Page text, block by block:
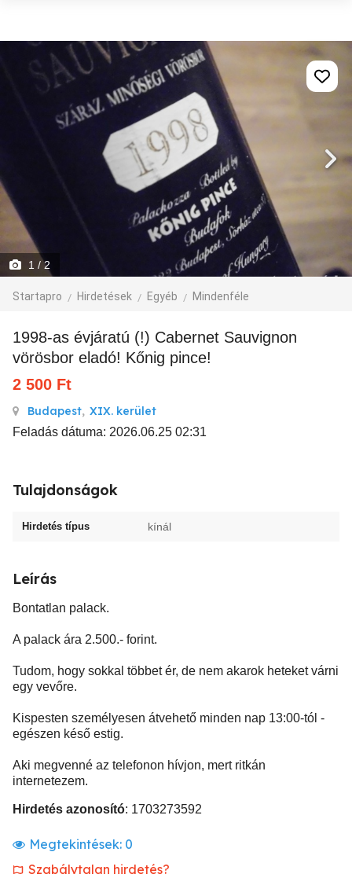
1 / 2
Startapro Hirdetések Egyéb Mindenféle
1998-as évjáratú (!) Cabernet Sauvignon
vörösbor eladó! Kőnig pince!
2 500 Ft
Budapest, XIX. kerület
Feladás dátuma: 2026.06.25 02:31
Tulajdonságok
Hirdetés típus kínál
Leírás
Bontatlan palack.
A palack ára 2.500.- forint.
Tudom, hogy sokkal többet ér, de nem akarok heteket várni
egy vevőre.
Kispesten személyesen átvehető minden nap 13:00-tól -
egészen késő estig.
Aki megvenné az telefonon hívjon, mert ritkán
internetezem.
Hirdetés azonosító: 1703273592
Megtekintések: 0
Szabálytalan hirdetés?